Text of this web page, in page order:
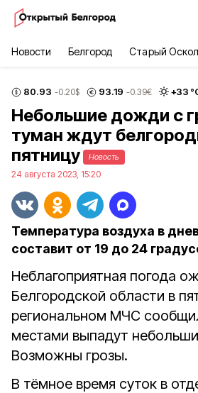
Новости Белгород Старый Оскол
80.93 -0.20$ 93.19 -0.39€ +33
Небольшие дожди с
туман ждут
пятницу
Новость
24 августа 2023, 15:20
Температура воздуха в
составит от 19 до 24
Неблагоприятная погода
Белгородской области в
региональном МЧС
местами выпадут
Возможны грозы.
В тёмное время суток в